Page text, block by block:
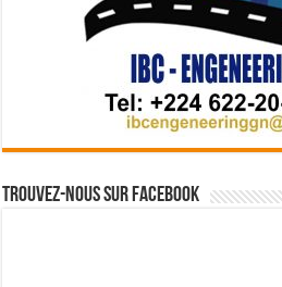
Trouvez-nous sur Facebook